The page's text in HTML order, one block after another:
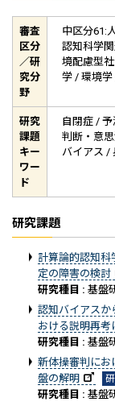
審査
区分
／研
究分
野
中区分61:
認知科学
境配慮型
学 / 環境
研究
課題
キー
ワー
ド
自閉症 /
判断・意
バイアス /
研究課題
計算論的認知科
定の障害の検討
研究種目 : 基盤
認知バイアスか
おける説明再考
研究種目 : 基盤
新体操審判にお
盤の解明
研究種目 : 基盤